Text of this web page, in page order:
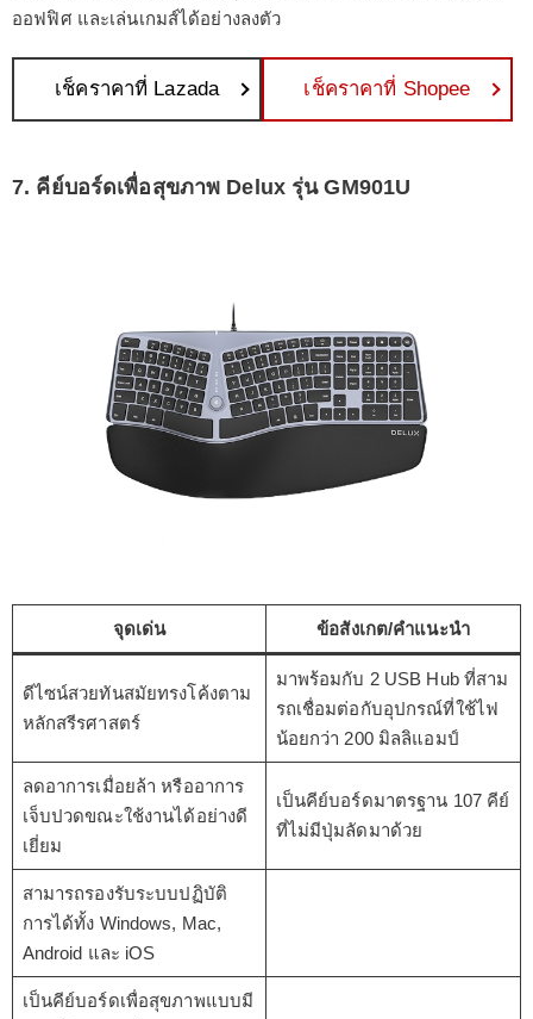
ออฟฟิศ และเล่นเกมส์ได้อย่างลงตัว
เช็คราคาที่ Lazada เช็คราคาที่ Shopee
7. คีย์บอร์ดเพื่อสุขภาพ Delux รุ่น GM901U
จุดเด่น ข้อสังเกต/คำแนะนำ
ดีไซน์สวยทันสมัยทรงโค้งตาม
หลักสรีรศาสตร์
มาพร้อมกับ 2 USB Hub ที่สาม
รถเชื่อมต่อกับอุปกรณ์ที่ใช้ไฟ
น้อยกว่า 200 มิลลิแอมป์
ลดอาการเมื่อยล้า หรืออาการ
เจ็บปวดขณะใช้งานได้อย่างดี
เยี่ยม
เป็นคีย์บอร์ดมาตรฐาน 107 คีย์
ที่ไม่มีปุ่มลัดมาด้วย
สามารถรองรับระบบปฏิบัติ
การได้ทั้ง Windows, Mac,
Android และ iOS
เป็นคีย์บอร์ดเพื่อสุขภาพแบบมี